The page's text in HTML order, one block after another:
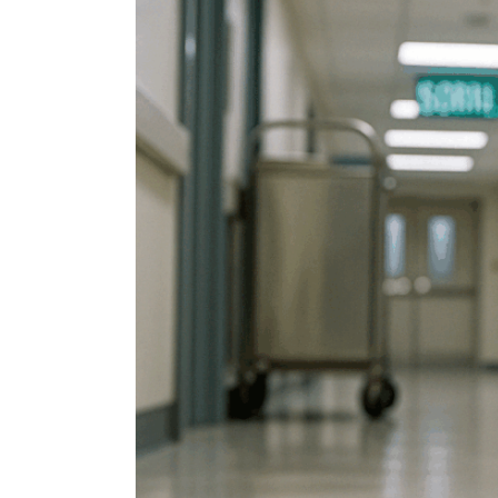
Exterminateur Villeray-St-Michel-Parc-
Exterminateur Rosemont / La Petite Patrie
Exterminateur Rivière-des-Prairies
Exterminateur St-Léonard